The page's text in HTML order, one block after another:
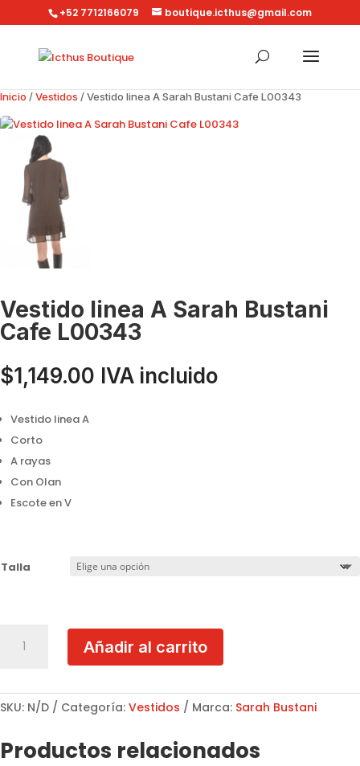
+52 7712166079 boutique.icthus@gmail.com
Inicio /Vestidos / Vestido linea A Sarah Bustani Cafe L00343
Vestido linea A Sarah Bustani
Cafe L00343
$1,149.00 IVA incluido
Vestido linea A
Corto
A rayas
Con Olan
Escote en V
Talla
linea
Bustani
cantidad
Añadir al carrito
SKU: N/D Categoría: Vestidos Marca: Sarah Bustani
Productos relacionados